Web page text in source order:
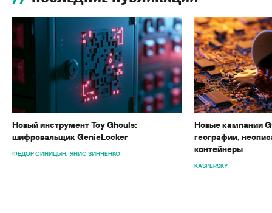
Новый инструмент Toy Ghouls:
шифровальщик GenieLocker
ФЕДОР СИНИЦЫН ЯНИС ЗИНЧЕНКО
Новые кампании
географии,
контейнеры
KASPERSKY